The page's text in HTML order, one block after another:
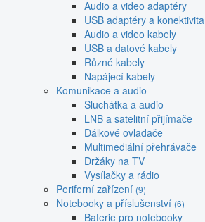
Audio a video adaptéry
USB adaptéry a konektivita
Audio a video kabely
USB a datové kabely
Různé kabely
Napájecí kabely
Komunikace a audio
Sluchátka a audio
LNB a satelitní přijímače
Dálkové ovladače
Multimediální přehrávače
Držáky na TV
Vysílačky a rádio
Periferní zařízení (9)
Notebooky a příslušenství (6)
Baterie pro notebooky